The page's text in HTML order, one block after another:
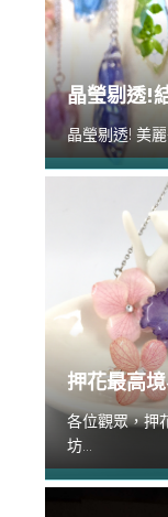
晶瑩剔透!
晶瑩剔透! 美
押花最高
各位觀眾，押
坊...